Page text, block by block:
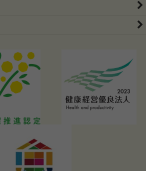
と特徴を徹底解説
ド】本家はどこ？歴史から特徴、ラーメ
説！
へ】奈良発祥の魂！天理ラーメンの歴
魅力の変遷と味わい方